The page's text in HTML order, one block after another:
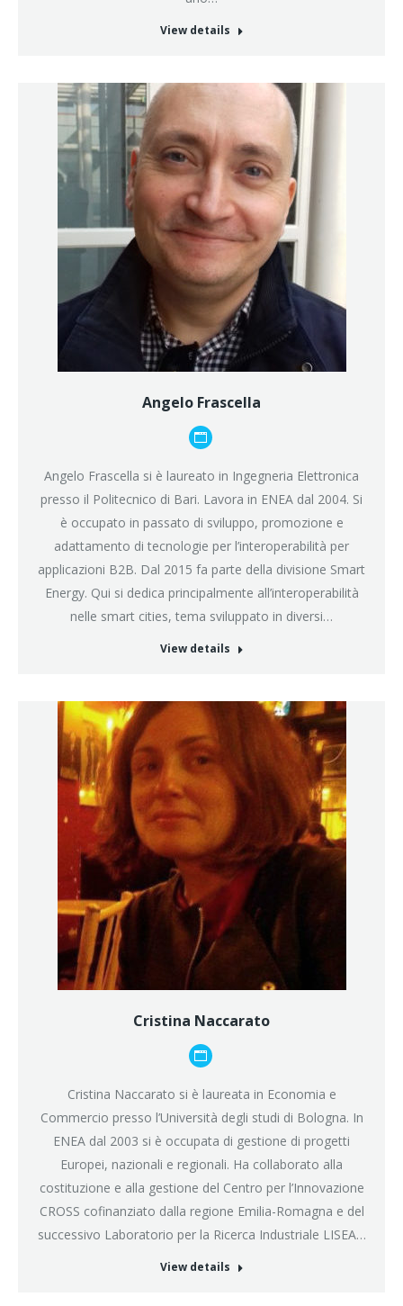
View details
Angelo Frascella
Angelo Frascella si è laureato in Ingegneria Elettronica
presso il Politecnico di Bari. Lavora in ENEA dal 2004. Si
è occupato in passato di sviluppo, promozione e
adattamento di tecnologie per l’interoperabilità per
applicazioni B2B. Dal 2015 fa parte della divisione Smart
Energy. Qui si dedica principalmente all’interoperabilità
nelle smart cities, tema sviluppato in diversi…
Blog
personale
sito
web
View details
Cristina Naccarato
Cristina Naccarato si è laureata in Economia e
Commercio presso l’Università degli studi di Bologna. In
ENEA dal 2003 si è occupata di gestione di progetti
Europei, nazionali e regionali. Ha collaborato alla
costituzione e alla gestione del Centro per l’Innovazione
CROSS cofinanziato dalla regione Emilia-Romagna e del
successivo Laboratorio per la Ricerca Industriale LISEA…
Blog
personale
/
sito
web
View details